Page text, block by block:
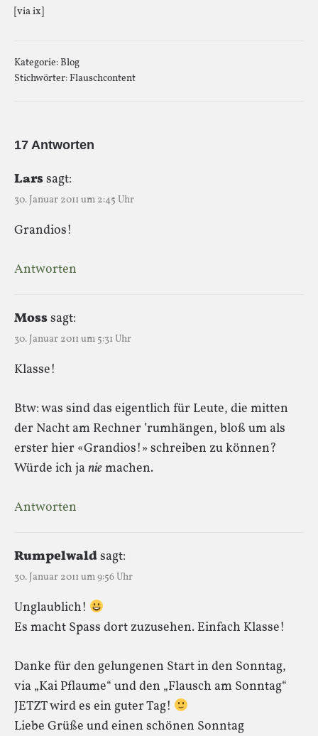
[via ix]
Kategorie:Blog
Stichwörter:Flauschcontent
17 Antworten
Larssagt:
30. Januar 2011 um 2:45 Uhr
Grandios!
Antworten
Mosssagt:
30. Januar 2011 um 5:31 Uhr
Klasse!
Btw: was sind das eigentlich für Leute, die mitten
der Nacht am Rechner ’rumhängen, bloß um als
erster hier «Grandios!» schreiben zu können?
Würde ich janiemachen.
Antworten
Rumpelwaldsagt:
30. Januar 2011 um 9:56 Uhr
Unglaublich!
Es macht Spass dort zuzusehen. Einfach Klasse!
Danke für den gelungenen Start in den Sonntag,
via „Kai Pflaume“ und den „Flausch am Sonntag“
JETZT wird es ein guter Tag!
Liebe Grüße und einen schönen Sonntag